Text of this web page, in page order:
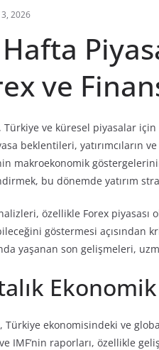
2026
ve
Türkiye ve küresel piyasalar
beklentileri, yatırımcıların
makroekonomik
bu dönemde yatırım
özellikle Forex piyasası
göstermesi açısından
yaşanan son gelişmeleri,
Türkiye ekonomisindeki ve
IMF’nin raporları, özellikle